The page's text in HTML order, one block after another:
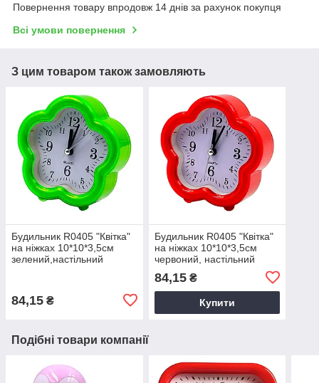
Повернення товару впродовж 14 днів за рахунок покупця
Всі умови повернення
З цим товаром також замовляють
Будильник R0405 "Квітка"
на ніжках 10*10*3,5см
зелений,настільний
84,15 ₴
Будильник R0405 "Квітка"
на ніжках 10*10*3,5см
червоний, настільний
будильником
84,15₴
Купити
Подібні товари компанії